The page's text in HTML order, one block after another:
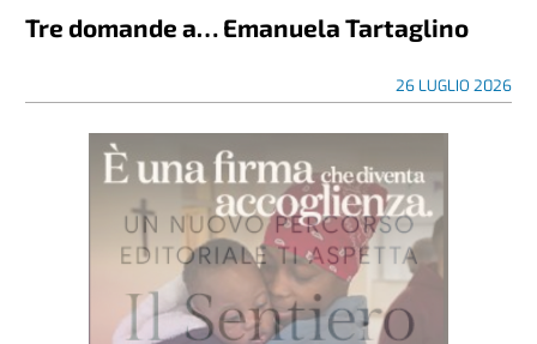
Tre domande a… Emanuela Tartaglino
26 LUGLIO 2026